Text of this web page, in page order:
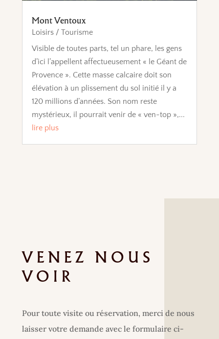
Mont Ventoux
Loisirs / Tourisme
Visible de toutes parts, tel un phare, les gens
d’ici l’appellent affectueusement « le Géant de
Provence ». Cette masse calcaire doit son
élévation à un plissement du sol initié il y a
120 millions d’années. Son nom reste
mystérieux, il pourrait venir de « ven-top »,...
lire plus
VENEZ NOUS
VOIR
Pour toute visite ou réservation, merci de nous
laisser votre demande avec le formulaire ci-